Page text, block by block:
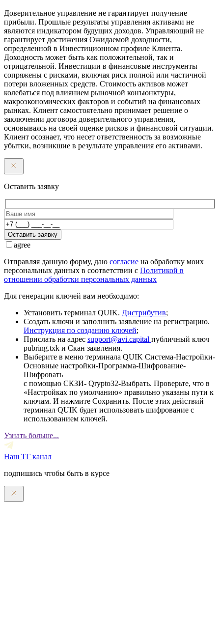
Доверительное управление не гарантирует получение
прибыли. Прошлые результаты управления активами не
являются индикатором будущих доходов. Управляющий не
гарантирует достижения Ожидаемой доходности,
определенной в Инвестиционном профиле Клиента.
Доходность может быть как положительной, так и
отрицательной. Инвестиции в финансовые инструменты
сопряжены с рисками, включая риск полной или частичной
потери вложенных средств. Стоимость активов может
колебаться под влиянием рыночной конъюнктуры,
макроэкономических факторов и событий на финансовых
рынках. Клиент самостоятельно принимает решение о
заключении договора доверительного управления,
основываясь на своей оценке рисков и финансовой ситуации.
Клиент осознает, что несет ответственность за возможные
убытки, возникшие в результате управления его активами.
Оставить заявку
Оставить заявку
agree
Отправляя данную форму, даю согласие на обработку моих
персональных данных в соответствии с Политикой в
отношении обработки персональных данных
Для генерации ключей вам необходимо:
Установить терминал QUIK. Дистрибутив;
Создать ключи и заполнить заявление на регистрацию.
Инструкция по созданию ключей;
Прислать на адрес support@avi.capital публичный ключ
pubring.txk и Скан заявления.
Выберите в меню терминала QUIK Система-Настройки-
Основные настройки-Программа-Шифрование-
Шифровать
с помощью СКЗИ- Qrypto32-Выбрать. Проверьте, что в
«Настройках по умолчанию» правильно указаны пути к
ключам. И нажмите Сохранить. После этих действий
терминал QUIK будет использовать шифрование с
использованием ключей.
Узнать больше...
Наш ТГ канал
подпишись чтобы быть в курсе